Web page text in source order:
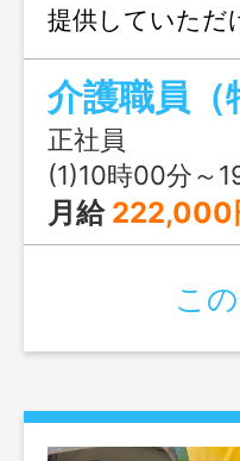
提供していた
ビスを提供し
できます。 変
介護職員（
正社員
(1)10時00分～19時
月給 222,000
こ